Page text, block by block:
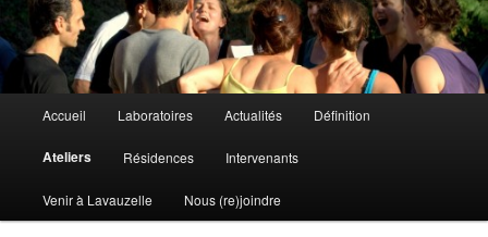
principal
Accueil Laboratoires Actualités Définition
Ateliers Résidences Intervenants
Venir à Lavauzelle Nous (re)joindre